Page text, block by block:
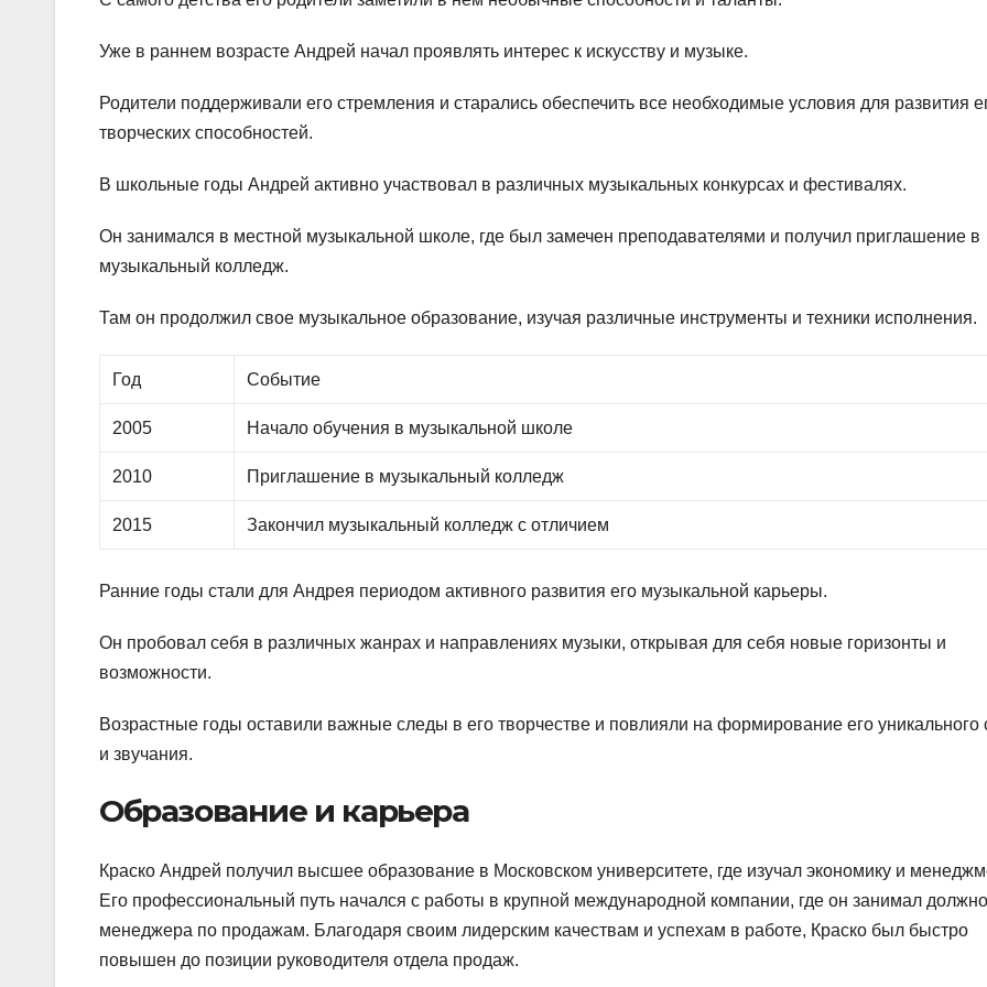
Уже в раннем возрасте Андрей начал проявлять интерес к искусству и музыке.
Родители поддерживали его стремления и старались обеспечить все необходимые условия для развития
творческих способностей.
В школьные годы Андрей активно участвовал в различных музыкальных конкурсах и фестивалях.
Он занимался в местной музыкальной школе, где был замечен преподавателями и получил приглашение в
музыкальный колледж.
Там он продолжил свое музыкальное образование, изучая различные инструменты и техники исполнения.
Год Событие
2005 Начало обучения в музыкальной школе
2010 Приглашение в музыкальный колледж
2015 Закончил музыкальный колледж с отличием
Ранние годы стали для Андрея периодом активного развития его музыкальной карьеры.
Он пробовал себя в различных жанрах и направлениях музыки, открывая для себя новые горизонты и
возможности.
Возрастные годы оставили важные следы в его творчестве и повлияли на формирование его уникального
и звучания.
Образование и карьера
Краско Андрей получил высшее образование в Московском университете, где изучал экономику и
Его профессиональный путь начался с работы в крупной международной компании, где он занимал
менеджера по продажам. Благодаря своим лидерским качествам и успехам в работе, Краско был быстро
повышен до позиции руководителя отдела продаж.